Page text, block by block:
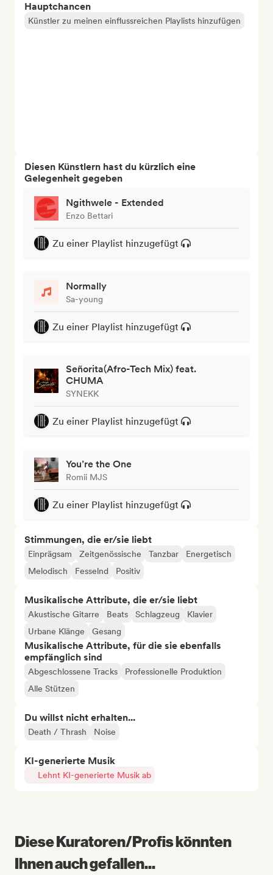
Hauptchancen
Künstler zu meinen einflussreichen Playlists hinzufügen
Diesen Künstlern hast du kürzlich eine
Gelegenheit gegeben
Ngithwele - Extended
Enzo Bettari
Zu einer Playlist hinzugefügt
Normally
Sa-young
Zu einer Playlist hinzugefügt
Señorita(Afro-Tech Mix) feat.
CHUMA
SYNEKK
Zu einer Playlist hinzugefügt
You’re the One
Romii MJS
Zu einer Playlist hinzugefügt
Stimmungen, die er/sie liebt
Einprägsam Zeitgenössische Tanzbar
Energetisch
Melodisch
Fesselnd Positiv
Musikalische Attribute, die er/sie liebt
Akustische Gitarre Beats Schlagzeug
Klavier
Urbane Klänge
Gesang
Musikalische Attribute, für die sie ebenfalls
empfänglich sind
Abgeschlossene Tracks
Professionelle Produktion
Alle Stützen
Du willst nicht erhalten...
Death / Thrash Noise
KI-generierte Musik
Lehnt KI-generierte Musik ab
Diese Kuratoren/Profis könnten
Ihnen auch gefallen...